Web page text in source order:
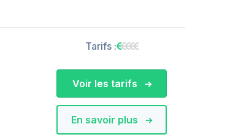
Tarifs :
En savoir plus
Voir les tarifs